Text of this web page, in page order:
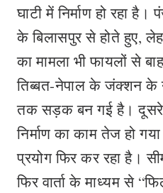
घाटी में निर्माण हो रहा
के बिलासपुर से होते हुए,
का मामला भी फायलों से
तिब्बत-नेपाल के जंक्शन के
तक सड़क बन गई है। दूसरे
निर्माण का काम तेज हो
प्रयोग फिर कर रहा है।
फिर वार्ता के माध्यम से